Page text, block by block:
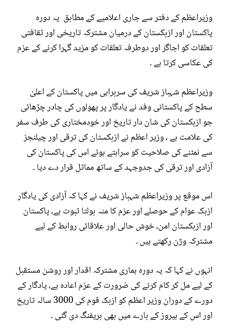
وزیراعظم کے دفتر سے جاری اعلامیے کے مطابق یہ دورہ
پاکستان اور ازبکستان کے درمیان مشترکہ تاریخی اور ثقافتی
تعلقات کو اجاگر اور دوطرفہ تعلقات کو مزید گہرا کرنے کے عزم
کی عکاسی کرتا ہے ۔
وزیراعظم شہباز شریف کی سربراہی میں پاکستان کے اعلیٰ
سطح کے پاکستانی وفد نے یادگار پر پھولوں کی چادر چڑھائی
جو ازبکستان کی شان دار تاریخ اور خودمختاری کی طرف سفر
کی علامت ہے ، وزیر اعظم نے ازبکستان کی ترقی اور چیلنجز
سے نمٹنے کی صلاحیت کو سراہتے ہوئے اس کی پاکستان کی
آزادی اور ترقی کی جدوجہد کے ساتھ مماثل قرار دے دیا ۔
اس موقع پر وزیراعظم شہباز شریف نے کہا کہ آزادی کی یادگار
ازبک عوام کے حوصلے اور عزم کا منہ بولتا ثبوت ہے، پاکستان
اور ازبکستان امن، خوش حالی اور علاقائی روابط کے لیے
مشترکہ وژن رکھتے ہیں ۔
انہوں نے کہا کہ یہ دورہ ہماری مشترکہ اقدار اور روشن مستقبل
کے لیے مل کر کام کرنے کی ضرورت کے عزم اعادہ ہے، یادگار کے
دورے کے دوران وزیر اعظم کو ازبک قوم کی 3000 سالہ تاریخ
اور اس کے ہیروز کے بارے میں بھی بریفنگ دی گئی ۔